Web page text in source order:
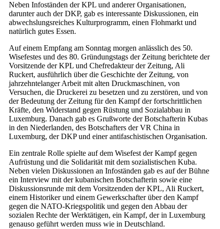
Neben Infoständen der KPL und anderer Organisationen,
darunter auch der DKP, gab es interessante Diskussionen, ein
abwechslungsreiches Kulturprogramm, einen Flohmarkt und
natürlich gutes Essen.
Auf einem Empfang am Sonntag morgen anlässlich des 50.
Wisefestes und des 80. Gründungstags der Zeitung berichtete der
Vorsitzende der KPL und Chefredakteur der Zeitung, Ali
Ruckert, ausführlich über die Geschichte der Zeitung, von
jahrzehntelanger Arbeit mit alten Druckmaschinen, von
Versuchen, die Druckerei zu besetzen und zu zerstören, und von
der Bedeutung der Zeitung für den Kampf der fortschrittlichen
Kräfte, den Widerstand gegen Rüstung und Sozialabbau in
Luxemburg. Danach gab es Grußworte der Botschafterin Kubas
in den Niederlanden, des Botschafters der VR China in
Luxemburg, der DKP und einer antifaschistischen Organisation.
Ein zentrale Rolle spielte auf dem Wisefest der Kampf gegen
Aufrüstung und die Solidarität mit dem sozialistischen Kuba.
Neben vielen Diskussionen an Infoständen gab es auf der Bühne
ein Interview mit der kubanischen Botschafterin sowie eine
Diskussionsrunde mit dem Vorsitzenden der KPL, Ali Ruckert,
einem Historiker und einem Gewerkschafter über den Kampf
gegen die NATO-Kriegspolitik und gegen den Abbau der
sozialen Rechte der Werktätigen, ein Kampf, der in Luxemburg
genauso geführt werden muss wie in Deutschland.